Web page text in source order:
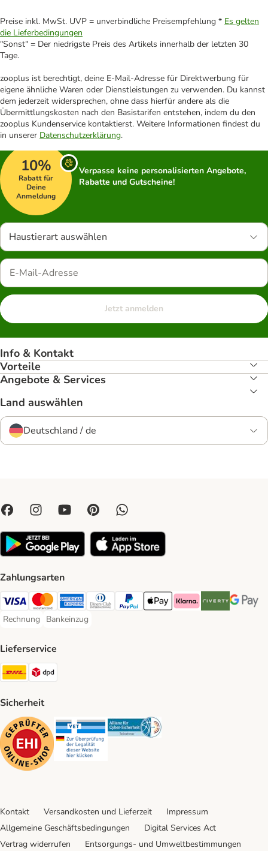
Preise inkl. MwSt. UVP = unverbindliche Preisempfehlung * Es gelten
die Lieferbedingungen
"Sonst" = Der niedrigste Preis des Artikels innerhalb der letzten 30
Tage.
zooplus ist berechtigt, deine E-Mail-Adresse für Direktwerbung für
eigene ähnliche Waren oder Dienstleistungen zu verwenden. Du kannst
dem jederzeit widersprechen, ohne dass hierfür andere als die
Übermittlungskosten nach den Basistarifen entstehen, indem du den
zooplus Kundenservice kontaktierst. Weitere Informationen findest du
in unserer Datenschutzerklärung.
10%
Rabatt für
Deine
Anmeldung
Verpasse keine personalisierten Angebote,
Rabatte und Gutscheine!
Haustierart auswählen
Jetzt anmelden
Info & Kontakt
Vorteile
Angebote & Services
Land auswählen
Deutschland / de
Zahlungsarten
Visa Payment Method
Mastercard Payment Method
American Express Payment Method
Diners Club Payment Method
PayPal Payment Method
Apple Pay Payment Method
Klarna Payment Method
Riverty Payment
Google
Rechnung
Rechnung Payment Method
Bankeinzug
Bankeinzug Payment Method
Lieferservice
DHL Shipping Method
Sicherheit
Security Security Security
Kontakt Versandkosten und Lieferzeit
Impressum
Allgemeine Geschäftsbedingungen
Digital Services Act
Vertrag widerrufen
Entsorgungs- und Umweltbestimmungen